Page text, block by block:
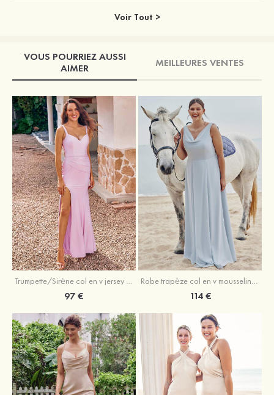
Voir Tout >
VOUS POURRIEZ AUSSI
AIMER
MEILLEURES VENTES
Trumpette/Sirène col en v jersey ras du sol robe de demoiselle d'honneur
97 €
Robe trapèze col en v mousseline ras du sol robe de demoiselle d'honneur
114 €